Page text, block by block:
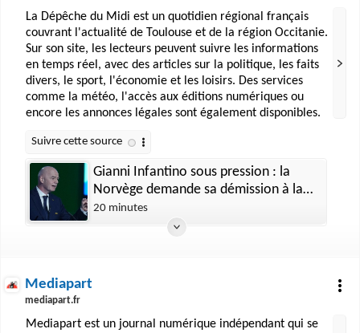
La Dépêche du Midi est un quotidien régional français
couvrant l'actualité de Toulouse et de la région Occitanie.
Sur son site, les lecteurs peuvent suivre les informations
en temps réel, avec des articles sur la politique, les faits
divers, le sport, l'économie et les loisirs. Des services
comme la météo, l'accès aux éditions numériques ou
encore les annonces légales sont également disponibles.
Gianni Infantino sous pression : la
Norvège demande sa démission à la
tête de la FIFA, l'UEFA menace toujours
de boycotter la prochaine Coupe du
20 minutes
Mediapart
mediapart.fr
Mediapart est un journal numérique indépendant qui se